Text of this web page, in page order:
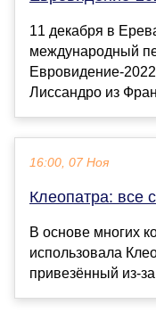
11 декабря в
международный
Евровидение-
Лиссандро из
16:00, 07 Ноя
Клеопатра: все
В основе многих
использовала
привезённый из-